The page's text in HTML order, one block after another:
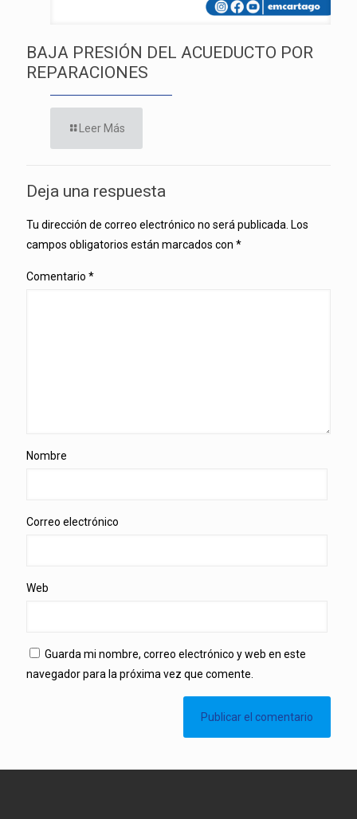
BAJA PRESIÓN DEL ACUEDUCTO POR
REPARACIONES
Leer Más
Deja una respuesta
Tu dirección de correo electrónico no será publicada. Los
campos obligatorios están marcados con *
Comentario *
Nombre
Correo electrónico
Web
Guarda mi nombre, correo electrónico y web en este
navegador para la próxima vez que comente.